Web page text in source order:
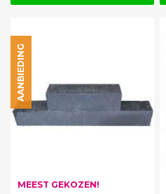
MEEST GEKOZEN!
AANBIEDING